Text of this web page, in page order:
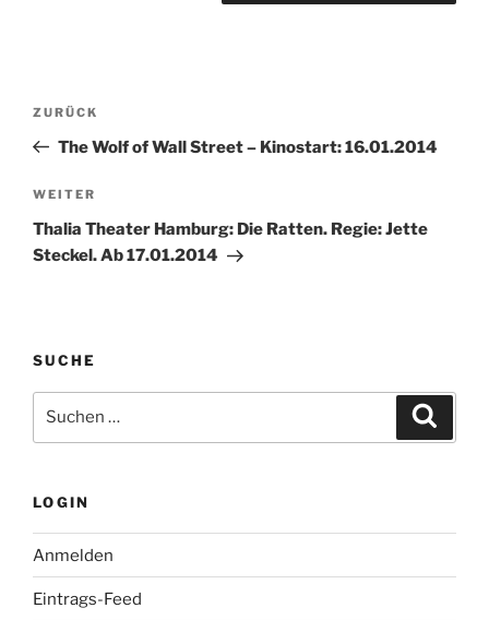
Beitragsnavigation
Vorheriger
Beitrag
ZURÜCK
The Wolf of Wall Street – Kinostart: 16.01.2014
Nächster
Beitrag
WEITER
Thalia Theater Hamburg: Die Ratten. Regie: Jette
Steckel. Ab 17.01.2014
SUCHE
nach:
LOGIN
Anmelden
Eintrags-Feed